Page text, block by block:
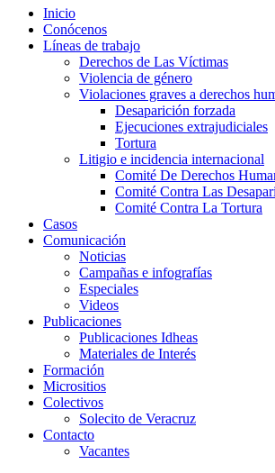
Inicio
Conócenos
Líneas de trabajo
Derechos de Las Víctimas
Violencia de género
Violaciones graves a derechos
Desaparición forzada​
Ejecuciones extrajudiciales
Tortura
Litigio e incidencia internacional
Comité De Derechos
Comité Contra Las
Comité Contra La Tortura​
Casos
Comunicación
Noticias
Campañas e infografías
Especiales
Videos
Publicaciones
Publicaciones Idheas
Materiales de Interés
Formación
Micrositios
Colectivos
Solecito de Veracruz
Contacto
Vacantes